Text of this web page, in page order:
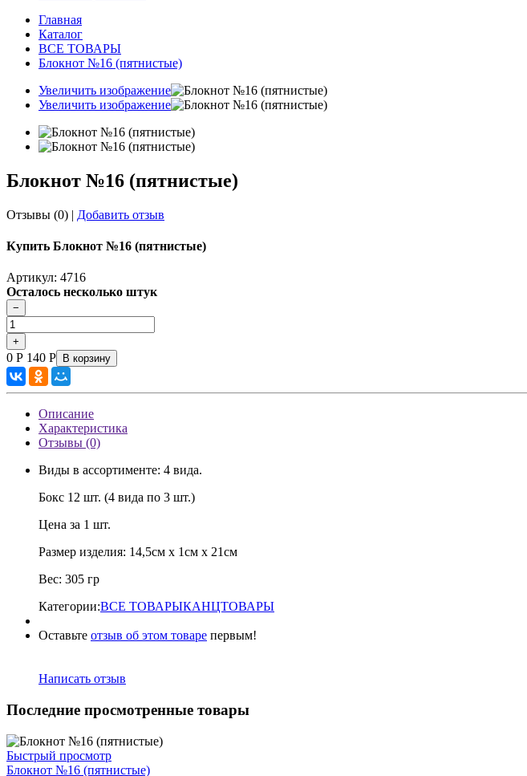
Главная
Каталог
ВСЕ ТОВАРЫ
Блокнот №16 (пятнистые)
Увеличить изображение
Увеличить изображение
Блокнот №16 (пятнистые)
Отзывы (0) | Добавить отзыв
Купить Блокнот №16 (пятнистые)
Артикул: 4716
Осталось несколько штук
0 Р 140 Р В корзину
Описание
Характеристика
Отзывы (0)
Виды в ассортименте: 4 вида.
Бокс 12 шт. (4 вида по 3 шт.)
Цена за 1 шт.
Размер изделия: 14,5см х 1см х 21см
Вес: 305 гр
Категории:ВСЕ ТОВАРЫКАНЦТОВАРЫ
Оставьте отзыв об этом товаре первым!
Написать отзыв
Последние просмотренные товары
Быстрый просмотр
Блокнот №16 (пятнистые)